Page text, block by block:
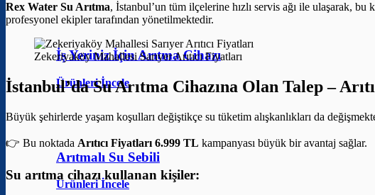
İş Yeriniz İçin Arıtma Cihazı
Ürünleri İncele
Arıtmalı Su Sebili
Ürünleri İncele
Rex Water Su Arıtma, İstanbul’un tüm ilçelerine hızlı servis ağı ile ulaşarak,
profesyonel ekipler tarafından yönetilmektedir.
Zekeriyaköy Mahallesi Sarıyer Arıtıcı Fiyatları
İstanbul’da Su Arıtma Cihazına Olan Talep –
Büyük şehirlerde yaşam koşulları değiştikçe su tüketim alışkanlıkları da
👉 Bu noktada Arıtıcı Fiyatları 6.999 TL kampanyası büyük bir avantaj sağlar.
Su arıtma cihazı kullanan kişiler: